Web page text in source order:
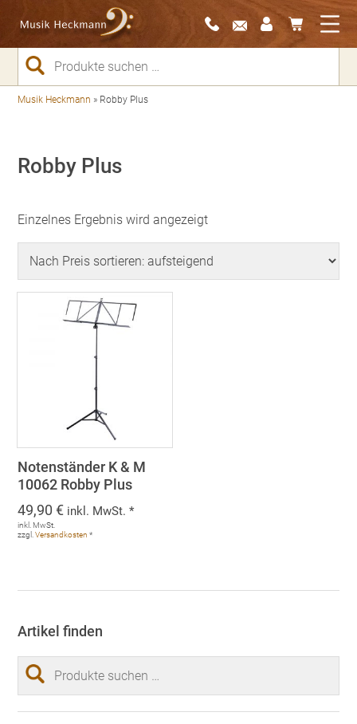
Suchen
nach:
Musik Heckmann » Robby Plus
Robby Plus
Einzelnes Ergebnis wird angezeigt
Notenständer K & M
10062 Robby Plus
49,90€ inkl. MwSt. *
inkl. MwSt.
zzgl.Versandkosten *
Artikel finden
Suchen
nach: